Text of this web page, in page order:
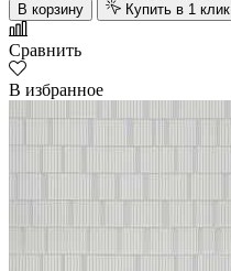
В корзину Купить в 1 клик
Сравнить
В избранное